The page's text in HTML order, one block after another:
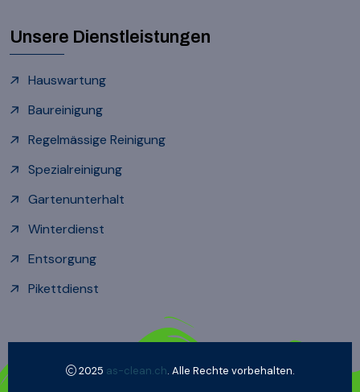
Unsere Dienstleistungen
Hauswartung
Baureinigung
Regelmässige Reinigung
Spezialreinigung
Gartenunterhalt
Winterdienst
Entsorgung
Pikettdienst
2025 as-clean.ch. Alle Rechte vorbehalten.